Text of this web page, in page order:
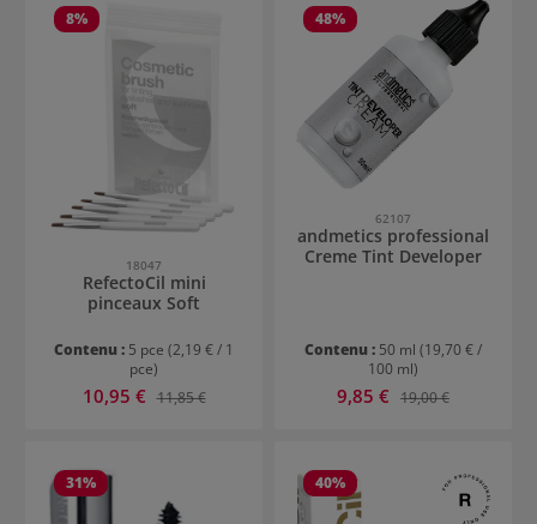
8%
18047
RefectoCil mini
pinceaux Soft
Contenu : 5 pce (2,19 € / 1
pce)
Prix de vente :
10,95 € Prix régulier :
11,85 €
48%
62107
andmetics professional
Creme Tint Developer
Contenu : 50 ml (19,70 € /
100 ml)
Prix de vente :
9,85 € Prix régulier :
19,00 €
31% 40%